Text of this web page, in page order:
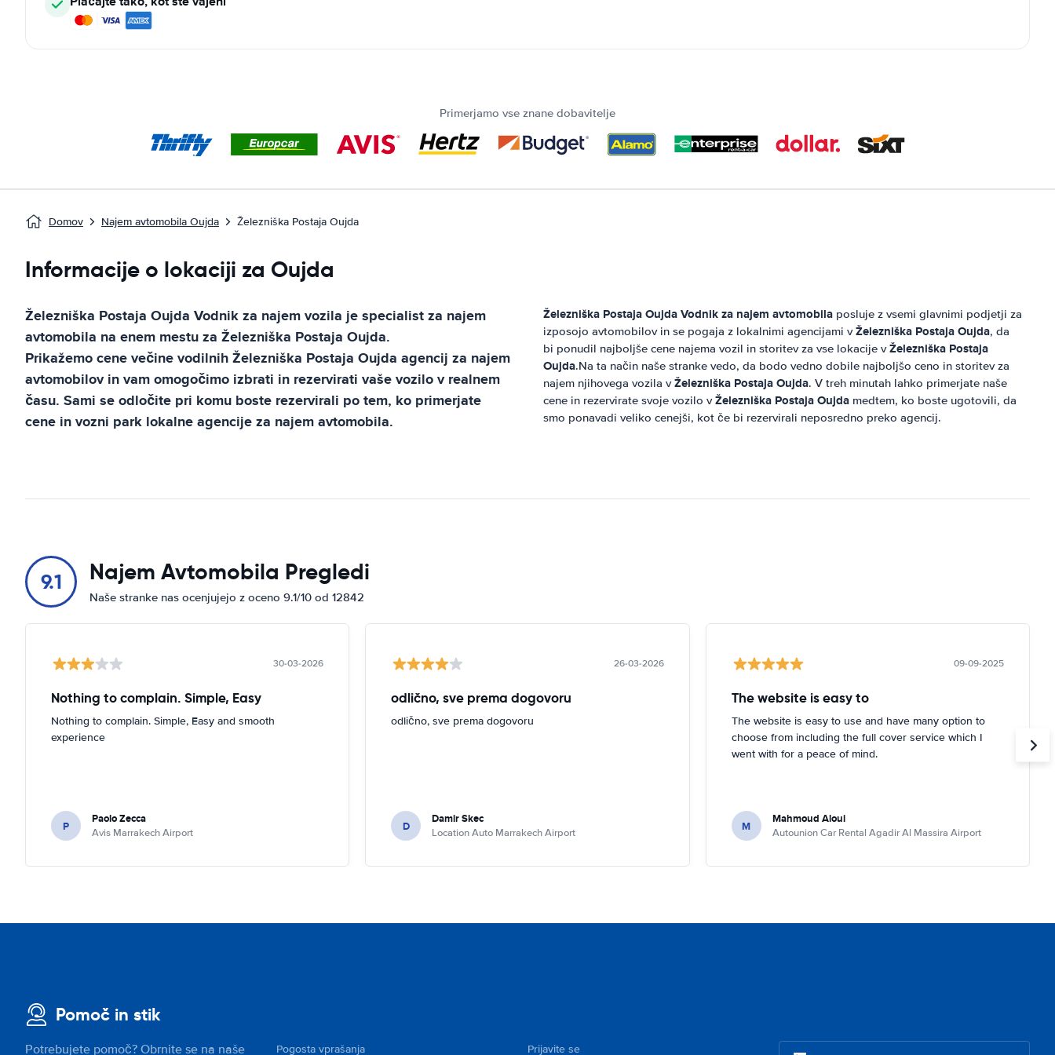
Primerjamo vse znane dobavitelje
Domov Najem avtomobila Oujda Železniška Postaja Oujda
Informacije o lokaciji za Oujda
Železniška Postaja Oujda Vodnik za najem vozila je specialist za najem
avtomobila na enem mestu za Železniška Postaja Oujda.
Prikažemo cene večine vodilnihŽelezniška Postaja Oujda agencij za najem
avtomobilov in vam omogočimo izbrati in rezervirati vaše vozilo v realnem
času. Sami se odločite pri komu boste rezervirali po tem, ko primerjate
cene in vozni park lokalne agencije za najem avtomobila.
Železniška Postaja OujdaVodnik za najem avtomobila posluje z vsemi glavnimi podjetji za
izposojo avtomobilov in se pogaja z lokalnimi agencijami vŽelezniška Postaja Oujda, da
bi ponudil najboljše cene najema vozil in storitev za vse lokacije vŽelezniška Postaja
Oujda.Na ta način naše stranke vedo, da bodo vedno dobile najboljšo ceno in storitev za
najem njihovega vozila vŽelezniška Postaja Oujda. V treh minutah lahko primerjate naše
cene in rezervirate svoje vozilo vŽelezniška Postaja Oujda medtem, ko boste ugotovili, da
smo ponavadi veliko cenejši, kot če bi rezervirali neposredno preko agencij.
9.1 Najem Avtomobila Pregledi
Naše stranke nas ocenjujejo z oceno 9.1/10 od 12842
30-03-2026
Nothing to complain. Simple, Easy
Nothing to complain. Simple, Easy and smooth
experience
P Paolo Zecca
Avis Marrakech Airport
26-03-2026
odlično, sve prema dogovoru
odlično, sve prema dogovoru
D Damir Skec
Location Auto Marrakech Airport
09-09-2025
The website is easy to
The website is easy to use and have many option to
choose from including the full cover service which I
went with for a peace of mind.
M Mahmoud Aloui
Autounion Car Rental Agadir Al Massira Airport
Pomoč in stik
Potrebujete pomoč? Obrnite se na naše Pogosta vprašanja Prijavite se